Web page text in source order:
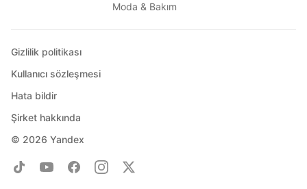
Moda & Bakım
© 2026 Yandex
Gizlilik politikası
Kullanıcı sözleşmesi
Hata bildir
Şirket hakkında